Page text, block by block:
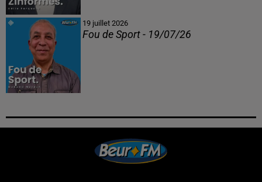
19 juillet 2026
Fou de Sport - 19/07/26